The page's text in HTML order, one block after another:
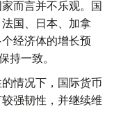
而言并不乐观。国
国、日本、加拿
经济体的增长预
持一致。
情况下，国际货币
强韧性，并继续维